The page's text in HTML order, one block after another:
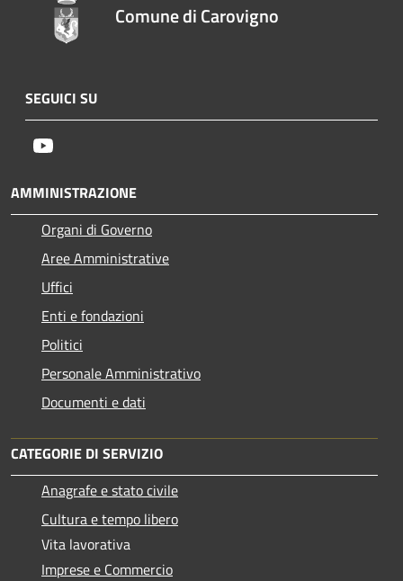
Comune di Carovigno
SEGUICI SU
AMMINISTRAZIONE
Organi di Governo
Aree Amministrative
Uffici
Enti e fondazioni
Politici
Personale Amministrativo
Documenti e dati
CATEGORIE DI SERVIZIO
Anagrafe e stato civile
Cultura e tempo libero
Vita lavorativa
Imprese e Commercio